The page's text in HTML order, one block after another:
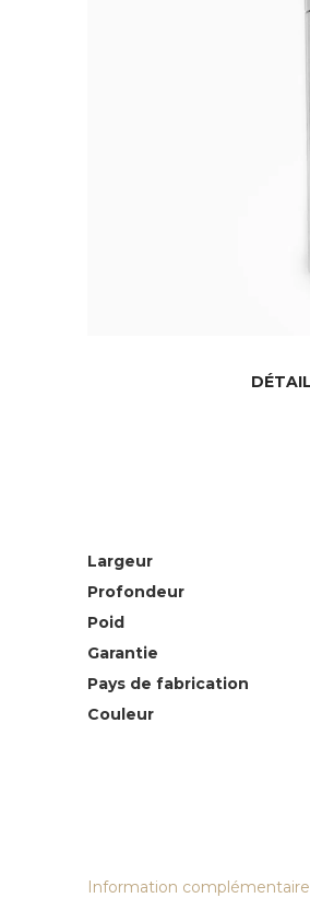
Largeur
Profondeur
Poid
Garantie
Pays de fabrication
Couleur
Information complémentaire